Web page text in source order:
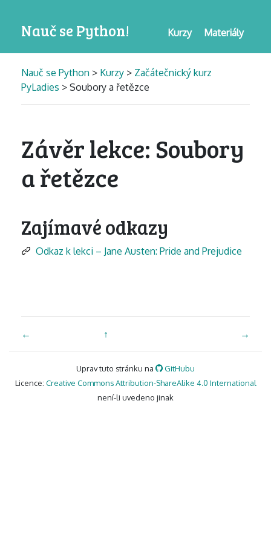
Nauč se Python! Materiály
Kurzy
Nauč se Python > Kurzy > Začátečnický kurz
PyLadies > Soubory a řetězce
Závěr lekce: Soubory
a řetězce
Zajímavé odkazy
Odkaz k lekci – Jane Austen: Pride and Prejudice
← ↑ →
Uprav tuto stránku na
GitHubu
Licence: Creative Commons Attribution-ShareAlike 4.0 International
není-li uvedeno jinak